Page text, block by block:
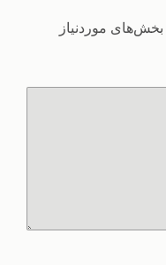
بخش‌های موردنیاز